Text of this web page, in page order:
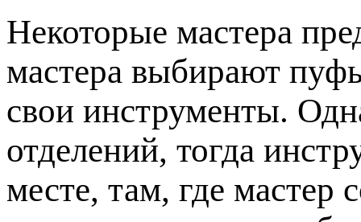
Некоторые мастера
мастера выбирают
свои инструменты.
отделений, тогда
месте, там, где